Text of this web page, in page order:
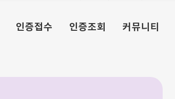
인증접수 인증조회 커뮤니티